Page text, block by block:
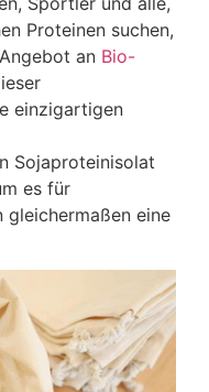
Proteinen suchen,
an Bio-
einzigartigen
Sojaproteinisolat
es für
gleichermaßen eine